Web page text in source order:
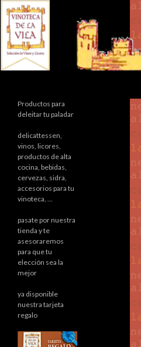
Productos para
deleitar tu paladar
delicattessen,
vinos, licores,
productos de alta
cocina, bebidas,
cervezas, sidra,
accesorios para tu
vinoteca, ...
pasate por nuestra
tienda y te
asesoraremos
para que tu
elección sea la
mejor
ya disponible
nuestra tarjeta
regalo